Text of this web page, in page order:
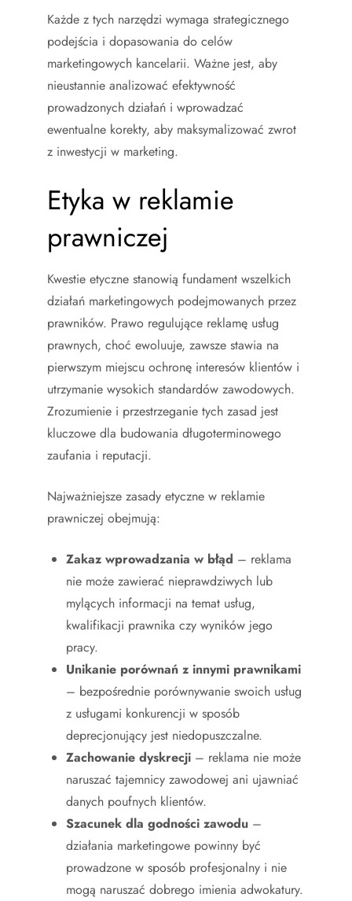
Każde z tych narzędzi wymaga strategicznego
podejścia i dopasowania do celów
marketingowych kancelarii. Ważne jest, aby
nieustannie analizować efektywność
prowadzonych działań i wprowadzać
ewentualne korekty, aby maksymalizować zwrot
z inwestycji w marketing.
Etyka w reklamie
prawniczej
Kwestie etyczne stanowią fundament wszelkich
działań marketingowych podejmowanych przez
prawników. Prawo regulujące reklamę usług
prawnych, choć ewoluuje, zawsze stawia na
pierwszym miejscu ochronę interesów klientów i
utrzymanie wysokich standardów zawodowych.
Zrozumienie i przestrzeganie tych zasad jest
kluczowe dla budowania długoterminowego
zaufania i reputacji.
Najważniejsze zasady etyczne w reklamie
prawniczej obejmują:
Zakaz wprowadzania w błąd – reklama
nie może zawierać nieprawdziwych lub
mylących informacji na temat usług,
kwalifikacji prawnika czy wyników jego
pracy.
Unikanie porównań z innymi prawnikami
– bezpośrednie porównywanie swoich usług
z usługami konkurencji w sposób
deprecjonujący jest niedopuszczalne.
Zachowanie dyskrecji – reklama nie może
naruszać tajemnicy zawodowej ani ujawniać
danych poufnych klientów.
Szacunek dla godności zawodu –
działania marketingowe powinny być
prowadzone w sposób profesjonalny i nie
mogą naruszać dobrego imienia adwokatury.